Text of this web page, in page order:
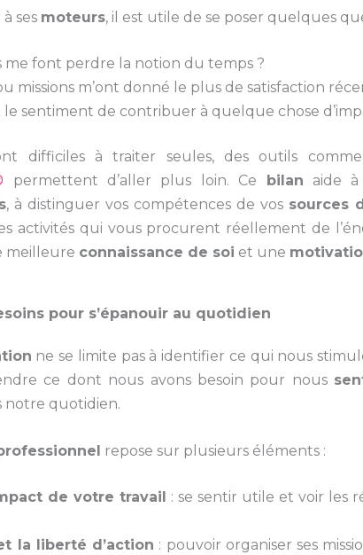
ses moteurs, il est utile de se poser quelques
me font perdre la notion du temps ?
missions m’ont donné le plus de satisfaction
le sentiment de contribuer à quelque chose
difficiles à traiter seules, des outils
permettent d’aller plus loin. Ce bilan aide
, à distinguer vos compétences de vos sources
activités qui vous procurent réellement de
meilleure connaissance de soi et une
pour s’épanouir au quotidien
ne se limite pas à identifier ce qui nous
ce dont nous avons besoin pour nous
notre quotidien.
repose sur plusieurs éléments :
de votre travail
: se sentir utile et voir les
la liberté d’action : pouvoir organiser ses